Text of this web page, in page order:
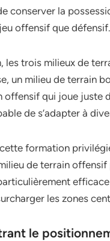
conserver la
offensif que défensif.
les trois milieux de
un milieu de terrain
offensif qui joue juste
de s’adapter à
formation
de terrain
les zones
le